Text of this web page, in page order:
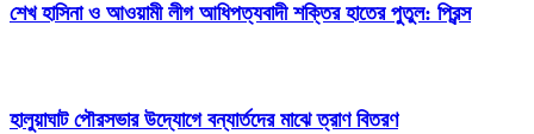
শেখ হাসিনা ও আওয়ামী লীগ আধিপত্যবাদী শক্তির হাতের পুতুল: প্রিন্স
হালুয়াঘাট পৌরসভার উদ্যোগে বন্যার্তদের মাঝে ত্রাণ বিতরণ